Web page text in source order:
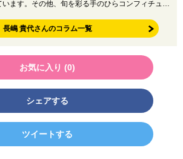
います。その他、旬を彩る手のひらコンフィチュ…
長嶋 貴代さんのコラム一覧
お気に入り (0)
シェアする
ツイートする